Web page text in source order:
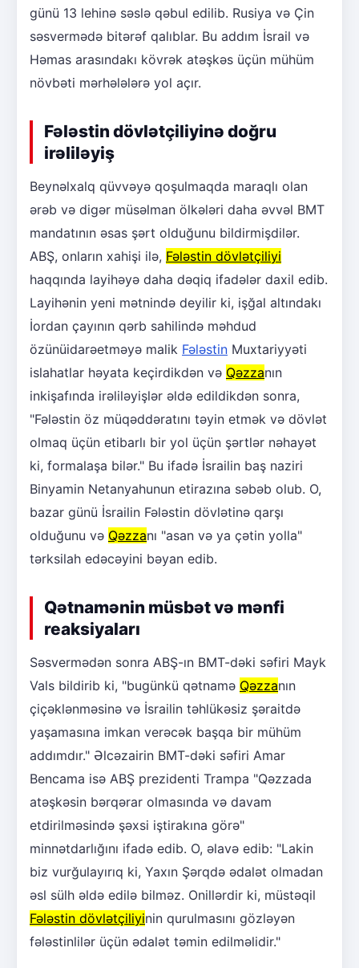
günü 13 lehinə səslə qəbul edilib. Rusiya və Çin
səsvermədə bitərəf qalıblar. Bu addım İsrail və
Həmas arasındakı kövrək atəşkəs üçün mühüm
növbəti mərhələlərə yol açır.
Fələstin dövlətçiliyinə doğru
irəliləyiş
Beynəlxalq qüvvəyə qoşulmaqda maraqlı olan
ərəb və digər müsəlman ölkələri daha əvvəl BMT
mandatının əsas şərt olduğunu bildirmişdilər.
ABŞ, onların xahişi ilə, Fələstin dövlətçiliyi
haqqında layihəyə daha dəqiq ifadələr daxil edib.
Layihənin yeni mətnində deyilir ki, işğal altındakı
İordan çayının qərb sahilində məhdud
özünüidarəetməyə malik Fələstin Muxtariyyəti
islahatlar həyata keçirdikdən və Qəzzanın
inkişafında irəliləyişlər əldə edildikdən sonra,
"Fələstin öz müqəddəratını təyin etmək və dövlət
olmaq üçün etibarlı bir yol üçün şərtlər nəhayət
ki, formalaşa bilər." Bu ifadə İsrailin baş naziri
Binyamin Netanyahunun etirazına səbəb olub. O,
bazar günü İsrailin Fələstin dövlətinə qarşı
olduğunu və Qəzzanı "asan və ya çətin yolla"
tərksilah edəcəyini bəyan edib.
Qətnamənin müsbət və mənfi
reaksiyaları
Səsvermədən sonra ABŞ-ın BMT-dəki səfiri Mayk
Vals bildirib ki, "bugünkü qətnamə Qəzzanın
çiçəklənməsinə və İsrailin təhlükəsiz şəraitdə
yaşamasına imkan verəcək başqa bir mühüm
addımdır." Əlcəzairin BMT-dəki səfiri Amar
Bencama isə ABŞ prezidenti Trampa "Qəzzada
atəşkəsin bərqərar olmasında və davam
etdirilməsində şəxsi iştirakına görə"
minnətdarlığını ifadə edib. O, əlavə edib: "Lakin
biz vurğulayırıq ki, Yaxın Şərqdə ədalət olmadan
əsl sülh əldə edilə bilməz. Onillərdir ki, müstəqil
Fələstin dövlətçiliyinin qurulmasını gözləyən
fələstinlilər üçün ədalət təmin edilməlidir."